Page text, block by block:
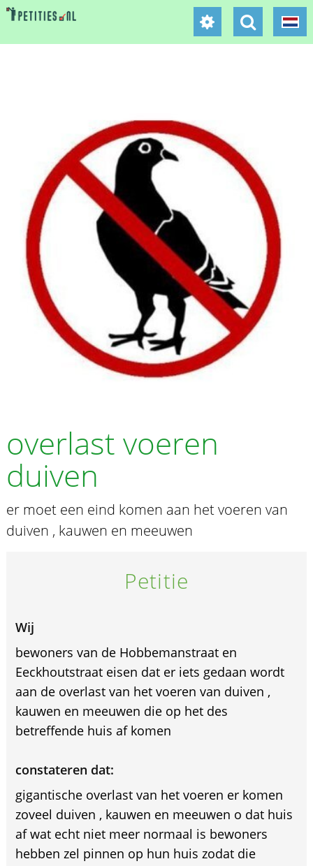
overlast voeren
duiven
er moet een eind komen aan het voeren van
duiven , kauwen en meeuwen
Petitie
Wij
bewoners van de Hobbemanstraat en
Eeckhoutstraat eisen dat er iets gedaan wordt
aan de overlast van het voeren van duiven ,
kauwen en meeuwen die op het des
betreffende huis af komen
constateren dat:
gigantische overlast van het voeren er komen
zoveel duiven , kauwen en meeuwen o dat huis
af wat echt niet meer normaal is bewoners
hebben zel pinnen op hun huis zodat die